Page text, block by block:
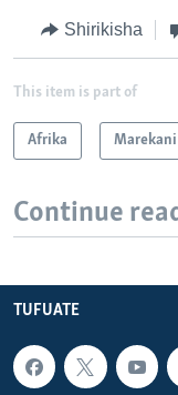
Shirikisha
This item is part of
Afrika Marekani
Continue
TUFUATE